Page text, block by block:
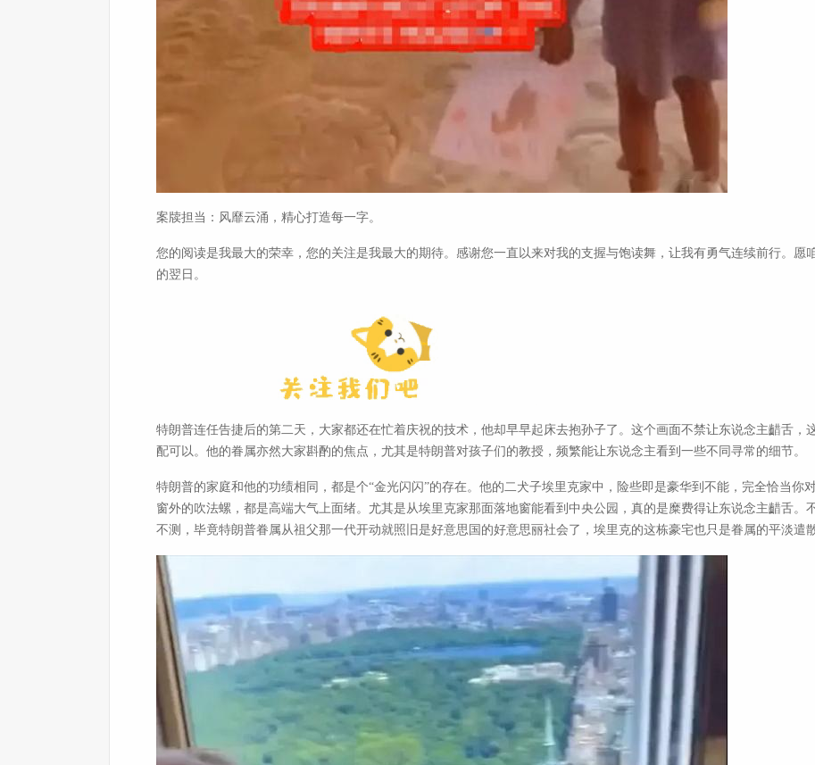
案牍担当：风靡云涌，精心打造每一字。
您的阅读是我最大的荣幸，您的关注是我最大的期待。感谢您一直以来对我的支握与饱读舞，让我有勇气连续前行。愿
的翌日。
特朗普连任告捷后的第二天，大家都还在忙着庆祝的技术，他却早早起床去抱孙子了。这个画面不禁让东说念主齰舌，
配可以。他的眷属亦然大家斟酌的焦点，尤其是特朗普对孩子们的教授，频繁能让东说念主看到一些不同寻常的细节。
特朗普的家庭和他的功绩相同，都是个“金光闪闪”的存在。他的二犬子埃里克家中，险些即是豪华到不能，完全恰当你
窗外的吹法螺，都是高端大气上面绪。尤其是从埃里克家那面落地窗能看到中央公园，真的是糜费得让东说念主齰舌。
不测，毕竟特朗普眷属从祖父那一代开动就照旧是好意思国的好意思丽社会了，埃里克的这栋豪宅也只是眷属的平淡遣散